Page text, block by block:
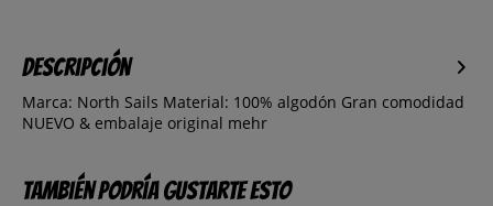
Descripción
Marca: North Sails Material: 100% algodón Gran comodidad
NUEVO & embalaje original mehr
También podría gustarte esto